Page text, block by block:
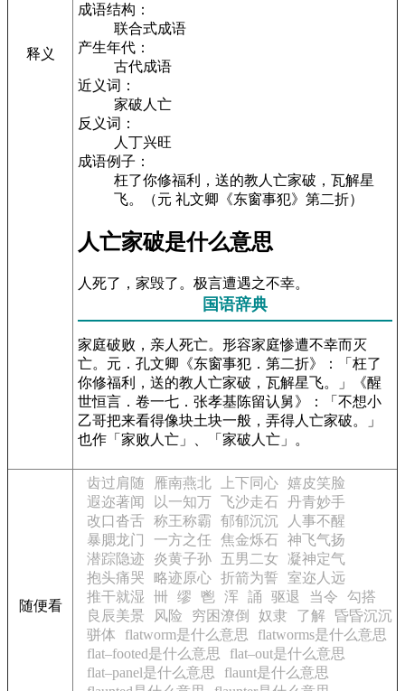
释义
成语结构：
联合式成语
产生年代：
古代成语
近义词：
家破人亡
反义词：
人丁兴旺
成语例子：
枉了你修福利，送的教人亡家破，瓦解星
飞。（元 礼文卿《东窗事犯》第二折）
人亡家破是什么意思
人死了，家毁了。极言遭遇之不幸。
国语辞典
家庭破败，亲人死亡。形容家庭惨遭不幸而灭
亡。元．孔文卿《东窗事犯．第二折》：「枉了
你修福利，送的教人亡家破，瓦解星飞。」《醒
世恒言．卷一七．张孝基陈留认舅》：「不想小
乙哥把来看得像块土块一般，弄得人亡家破。」
也作「家败人亡」、「家破人亡」。
随便看
齿过肩随 雁南燕北 上下同心 嬉皮笑脸
遐迩著闻
以一知万 飞沙走石 丹青妙手
改口沓舌
称王称霸 郁郁沉沉
人事不醒
暴腮龙门
一方之任 焦金烁石 神飞气扬
潜踪隐迹
炎黄子孙 五男二女 凝神定气
抱头痛哭
略迹原心 折箭为誓
室迩人远
推干就湿
卌 缪 鬯 浑 誦 驱退 当令
勾搭
良辰美景
风险 穷困潦倒 奴隶 了解
昏昏沉沉
骈体
flatworm是什么意思
flatworms是什么意思
flat–footed是什么意思
flat–out是什么意思
flat–panel是什么意思
flaunt是什么意思